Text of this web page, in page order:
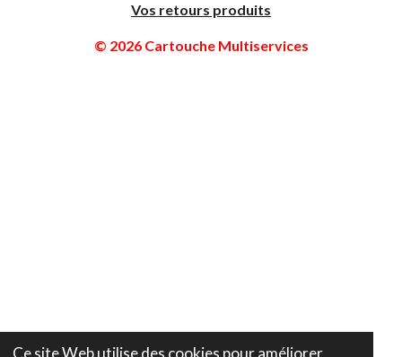
Ce site Web utilise des cookies pour améliorer
Vos retours produits
© 2026 Cartouche Multiservices